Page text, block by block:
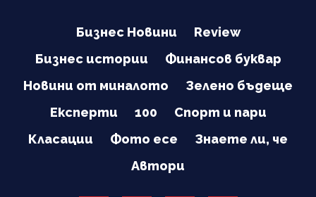
Бизнес Новини
Review
Бизнес истории
Финансов буквар
Новини от миналото
Зелено бъдеще
Експерти
100
Спорт и пари
Класации
Фото есе
Знаете ли, че
Автори